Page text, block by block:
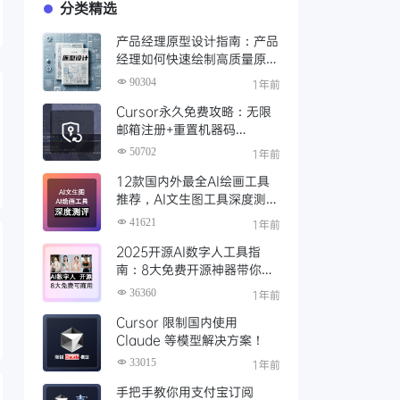
分类精选
产品经理原型设计指南：产品
经理如何快速绘制高质量原
型？（附步骤与资源）
90304 1年前
Cursor永久免费攻略：无限
邮箱注册+重置机器码
+Cursor试用期重置工具实现
50702 1年前
12款国内外最全AI绘画工具
推荐，AI文生图工具深度测评
与场景化对比
41621 1年前
2025开源AI数字人工具指
南：8大免费开源神器带你免
费解锁可商用的AI数字人
36360 1年前
Cursor 限制国内使用
Claude 等模型解决方案！
33015 1年前
手把手教你用支付宝订阅